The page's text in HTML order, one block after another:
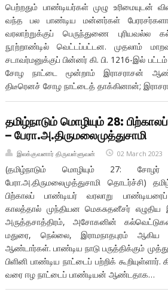
பெற்றதும் பாண்டியர்கள் முழு உரிமையுடன்
வந்த பல பாண்டிய மன்னர்கள்
வரலாற்றுக்குப் பெருந்துணை
நூற்றாண்டில் வெட்டப்பட்டன. முதலாம்
சடாவர்மனுக்குப் பின்னர் கி. பி. 1216-இல்
சோழ நாட்டை மூன்றாம் இராசராசன்
திடீரெனச் சோழ நாட்டைத் தாக்கினான்;
தமிழ்நாடும் மொழியும் 28:
– பேரா.அ.திருமலைமுத்துசாமி
இலக்குவனார் திருவள்ளுவன் 02 March 2023
(தமிழ்நாடும் மொழியும் 27:
பேரா.அ.திருமலைமுத்துசாமி தொடர்ச்சி)
பிற்காலப் பாண்டியர் வரலாறு
காலத்தால் முந்தியன மெகசுதனீசர்
அருத்தசாத்திரம், அசோகனின்
மதுரை, நெல்லை, இராமநாதபுரம் ஆகிய
ஆண்டார்கள். பாண்டிய நாடு பருத்திக்கும்
பிளினி பாண்டிய நாட்டைப் பற்றிக் கூறியுள்ளார்.
வரை ஈழ நாட்டைப் பாண்டியன் ஆண்டதாக…